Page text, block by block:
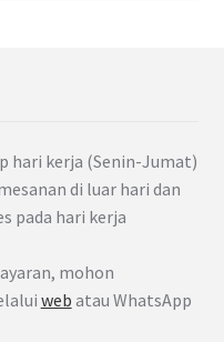
hari kerja (Senin-Jumat)
di luar hari dan
pada hari kerja
mohon
web atau WhatsApp